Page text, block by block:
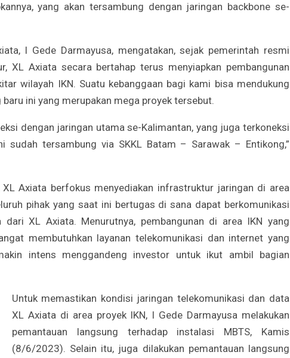
yang akan tersambung dengan jaringan backbone se-
I Gede Darmayusa, mengatakan, sejak pemerintah resmi
XL Axiata secara bertahap terus menyiapkan pembangunan
wilayah IKN. Suatu kebanggaan bagi kami bisa mendukung
ini yang merupakan mega proyek tersebut.
dengan jaringan utama se-Kalimantan, yang juga terkoneksi
sudah tersambung via SKKL Batam – Sarawak – Entikong,”
Axiata berfokus menyediakan infrastruktur jaringan di area
pihak yang saat ini bertugas di sana dapat berkomunikasi
XL Axiata. Menurutnya, pembangunan di area IKN yang
membutuhkan layanan telekomunikasi dan internet yang
intens menggandeng investor untuk ikut ambil bagian
Untuk memastikan kondisi jaringan telekomunikasi dan data
XL Axiata di area proyek IKN, I Gede Darmayusa melakukan
pemantauan langsung terhadap instalasi MBTS, Kamis
(8/6/2023). Selain itu, juga dilakukan pemantauan langsung